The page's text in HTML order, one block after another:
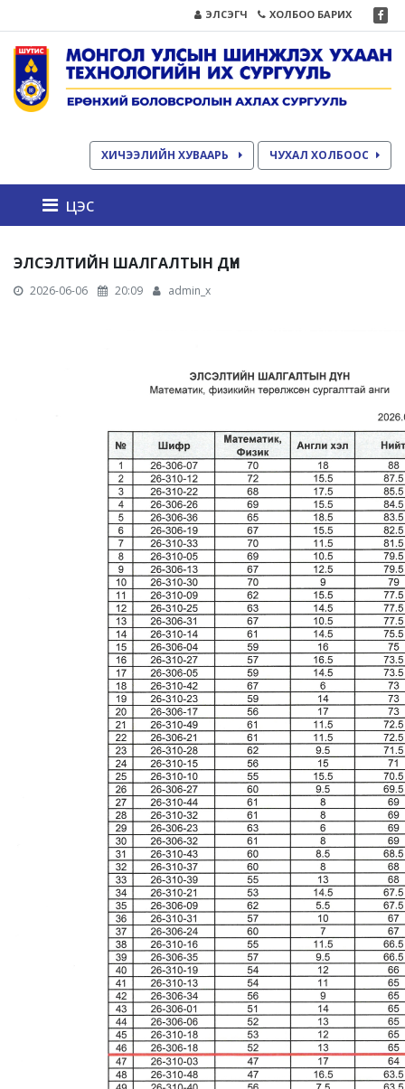
ЭЛСЭГЧ ХОЛБОО БАРИХ
ХИЧЭЭЛИЙН ХУВААРЬ ЧУХАЛ ХОЛБООС
цэс
ЭЛСЭЛТИЙН ШАЛГАЛТЫН ДҮН
2026-06-06 20:09 admin_x